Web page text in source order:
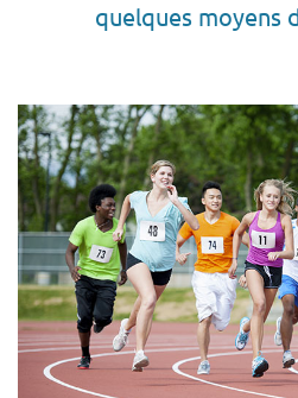
quelques moyens